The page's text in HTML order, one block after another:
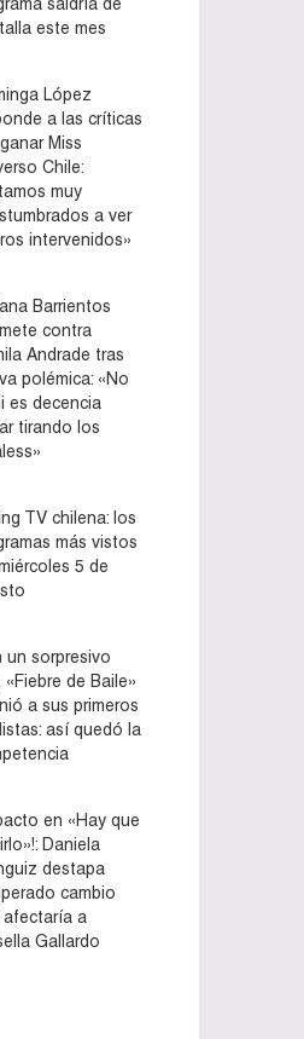
este mes
López
a las críticas
Miss
Chile:
muy
a ver
intervenidos»
Barrientos
contra
Andrade tras
polémica: «No
es decencia
tirando los
TV chilena: los
más vistos
5 de
un sorpresivo
«Fiebre de Baile»
a sus primeros
así quedó la
en «Hay que
Daniela
destapa
cambio
afectaría a
Gallardo